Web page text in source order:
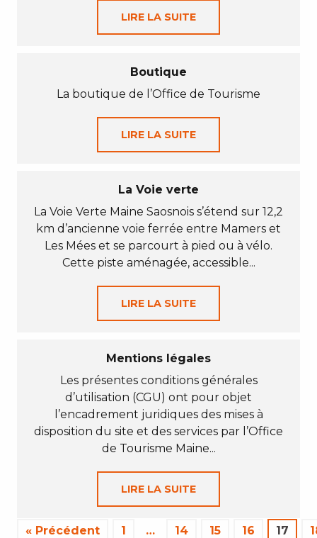
LIRE LA SUITE
Boutique
La boutique de l’Office de Tourisme
LIRE LA SUITE
La Voie verte
La Voie Verte Maine Saosnois s’étend sur 12,2
km d’ancienne voie ferrée entre Mamers et
Les Mées et se parcourt à pied ou à vélo.
Cette piste aménagée, accessible...
LIRE LA SUITE
Mentions légales
Les présentes conditions générales
d’utilisation (CGU) ont pour objet
l’encadrement juridiques des mises à
disposition du site et des services par l’Office
de Tourisme Maine...
LIRE LA SUITE
« Précédent 1 … 14 15 16 17